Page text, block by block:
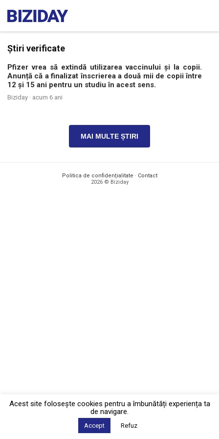
Știri verificate
Pfizer vrea să extindă utilizarea vaccinului și la copii.
Anunță că a finalizat înscrierea a două mii de copii între
12 și 15 ani pentru un studiu în acest sens.
Biziday · acum 6 ani
MAI MULTE ȘTIRI
Politica de confidențialitate · Contact
2026 © Biziday
Acest site foloseşte cookies pentru a îmbunătăți experiența ta
de navigare.
Accept Refuz